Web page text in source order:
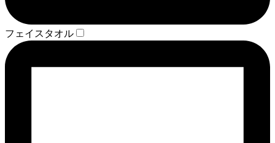
フェイスタオル